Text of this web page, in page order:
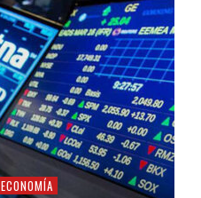
ECONOMÍA